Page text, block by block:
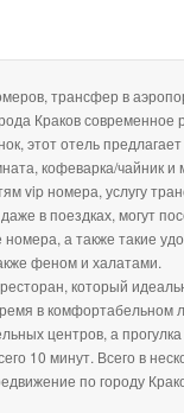
трансфер в
Краков
этот отель
кофеварка/чайник и
vip номера, услугу
в поездках, могут
а также такие
феном и халатами.
который
в комфортабельном
центров, а
10 минут. Всего в
по городу